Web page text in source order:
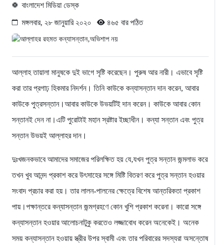
বাংলাদেশ মিডিয়া ডেস্ক
মঙ্গলবার, ২৮ জানুয়ারি ২০২০ ৪৬৫ বার পঠিত
আল্লাহ তায়ালা মানুষকে দুই ভাগে সৃষ্টি করেছেন। পুরুষ আর নারী। এভাবে সৃষ্টি
করা তার প্রগাঢ় হিকমার নিদর্শন। তিনি কাউকে কন্যাসন্তান দান করেন, আবার
কাউকে পুত্রসন্তান।আবার কাউকে উভয়টিই দান করেন। কাউকে আবার কোন
সন্তানই দেন না।এটি পুরোটাই মহান স্রষ্টার ইচ্ছাধীন। কন্যা সন্তান এবং পুত্র
সন্তান উভয়ই আল্লাহর দান।
দুঃখজনকভাবে আমাদের সমাজের পরিলক্ষিত হয় যে,যখন পুত্র সন্তান জন্মলাভ করে
তখন খুব আনন্দ প্রকাশ করে উৎসাহের সঙ্গে মিষ্টি বিতরণ করে পুত্র সন্তান হওয়ার
সংবাদ প্রচার করা হয়। তার লালন-পালনের ক্ষেত্রে বিশেষ আন্তরিকতা প্রকাশ
পায়।পক্ষান্তরে কন্যাসন্তান জন্মগ্রহণে কোন খুশি প্রকাশ করেনা। কারো সঙ্গে
কন্যাসন্তান হওয়ার আলোচনাটুকু করতেও লজ্জাবোধ করেন অনেকেই। অনেক
সময় কন্যাসন্তান হওয়ায় স্ত্রীর উপর স্বামী এবং তার পরিবারের সদস্যরা অসন্তোষ